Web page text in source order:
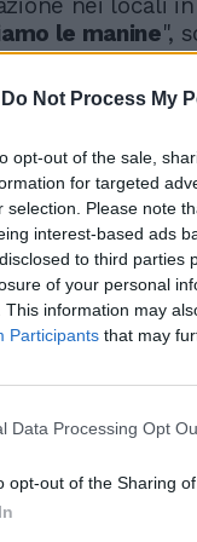
Do Not Process My
opt-out of the sale,
for targeted
selection. Please note
interest-based ads
to third parties
of your personal
This information may
Participants that may
Data Processing Opt
opt-out of the Sharing
le manine",
Video
Alta
capolavorodella
e negli